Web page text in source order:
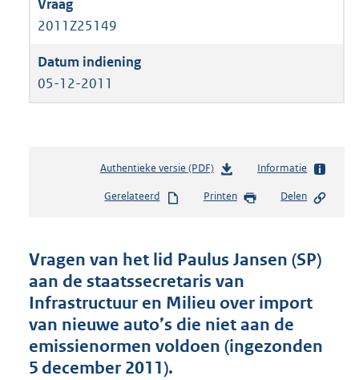
2011Z25149
05-12-2011
Authentieke versie (PDF)b
s
d
s
g
r
o
Informatie
Gerelateerd Printen Delen
Vragen van het lid Paulus Jansen (SP)
aan de staatssecretaris van
Infrastructuur en Milieu over import
van nieuwe auto’s die niet aan de
emissienormen voldoen (ingezonden
5 december 2011).